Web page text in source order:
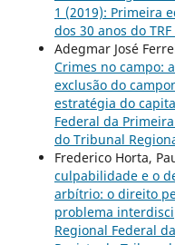
1 (2019): Primeira
dos 30 anos do TRF
Adegmar José
Crimes no campo:
exclusão do
estratégia do
Federal da
do Tribunal
Frederico Horta,
culpabilidade e o
arbítrio: o direito
problema
Regional Federal